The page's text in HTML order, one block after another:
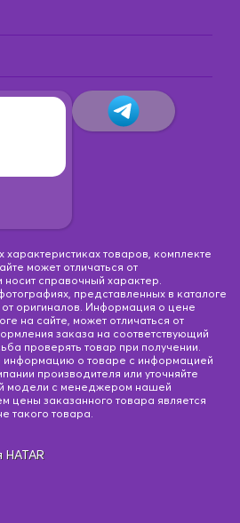
товаров, комплекте
может отличаться от
носит справочный характер.
представленных в каталоге
от оригиналов. Информация о цене
на сайте, может отличаться от
заказа на соответствующий
проверять товар при получении.
информацию о товаре с информацией
производителя или уточняйте
модели с менеджером нашей
цены заказанного товара является
такого товара.